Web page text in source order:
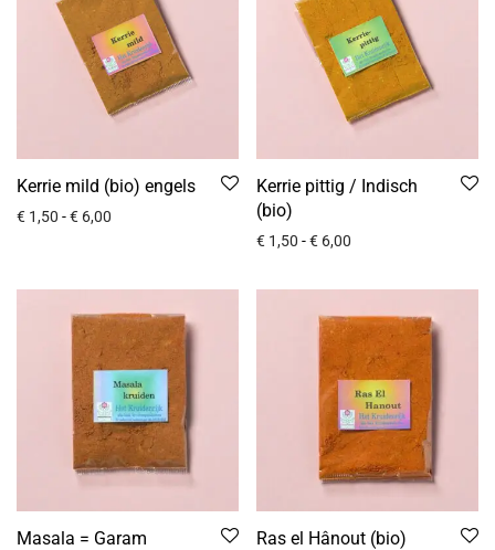
Kerrie mild (bio) engels
€ 1,50 -€ 6,00
Kerrie pittig / Indisch
(bio)
€ 1,50 -€ 6,00
Masala = Garam
Ras el Hânout (bio)